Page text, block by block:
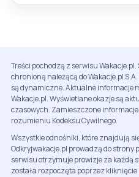
Treści pochodzą z serwisu
chronioną należącą do Wakacje.pl
są dynamiczne. Aktualne informacje
Wakacje.pl. Wyświetlane okazje są
czasowych. Zamieszczone
rozumieniu Kodeksu Cywilnego.
Wszystkie odnośniki, które znajdują
Odkryjwakacje.pl prowadzą do strony
serwisu otrzymuje prowizje za każdą
została rozpoczęta poprzez